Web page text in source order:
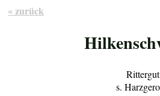
« zurück
Rittergut
s.